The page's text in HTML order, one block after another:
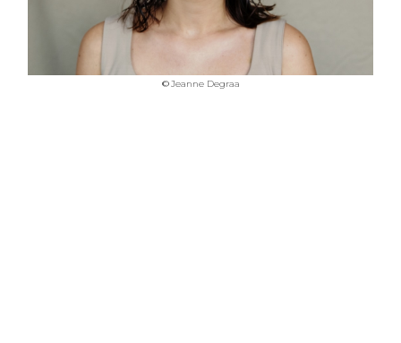
©Jeanne Degraa